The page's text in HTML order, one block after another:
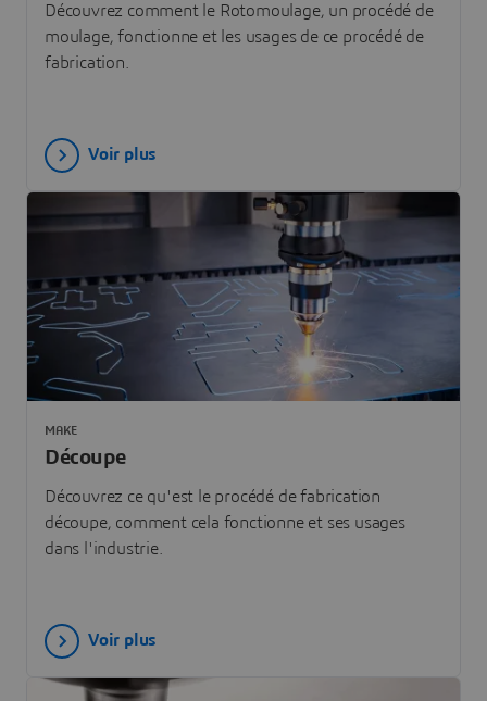
Découvrez comment le Rotomoulage, un procédé de
moulage, fonctionne et les usages de ce procédé de
fabrication.
Voir plus
Découpe
Découvrez ce qu'est le procédé de fabrication
découpe, comment cela fonctionne et ses usages
dans l'industrie.
MAKE
Voir plus